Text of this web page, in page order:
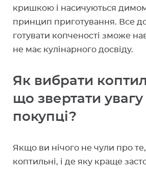
кришкою і насичуються димом
принцип приготування. Все
готувати копченості зможе
не має кулінарного досвіду.
Як вибрати
що звертати
покупці?
Якщо ви нічого не чули про
коптильні, і де яку краще